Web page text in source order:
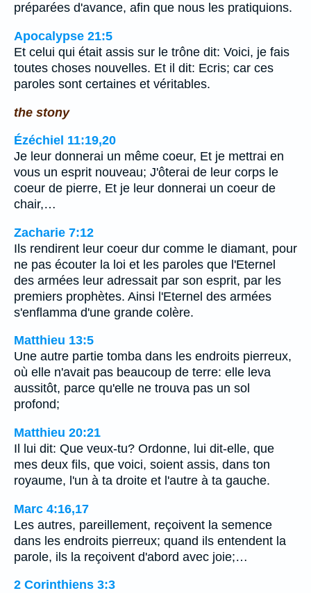
préparées d'avance, afin que nous les pratiquions.
Apocalypse 21:5
Et celui qui était assis sur le trône dit: Voici, je fais
toutes choses nouvelles. Et il dit: Ecris; car ces
paroles sont certaines et véritables.
the stony
Ézéchiel 11:19,20
Je leur donnerai un même coeur, Et je mettrai en
vous un esprit nouveau; J'ôterai de leur corps le
coeur de pierre, Et je leur donnerai un coeur de
chair,…
Zacharie 7:12
Ils rendirent leur coeur dur comme le diamant, pour
ne pas écouter la loi et les paroles que l'Eternel
des armées leur adressait par son esprit, par les
premiers prophètes. Ainsi l'Eternel des armées
s'enflamma d'une grande colère.
Matthieu 13:5
Une autre partie tomba dans les endroits pierreux,
où elle n'avait pas beaucoup de terre: elle leva
aussitôt, parce qu'elle ne trouva pas un sol
profond;
Matthieu 20:21
Il lui dit: Que veux-tu? Ordonne, lui dit-elle, que
mes deux fils, que voici, soient assis, dans ton
royaume, l'un à ta droite et l'autre à ta gauche.
Marc 4:16,17
Les autres, pareillement, reçoivent la semence
dans les endroits pierreux; quand ils entendent la
parole, ils la reçoivent d'abord avec joie;…
2 Corinthiens 3:3